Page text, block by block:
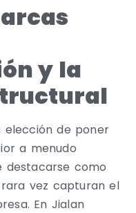
y la
elección de poner
a menudo
destacarse como
rara vez capturan el
En Jialan